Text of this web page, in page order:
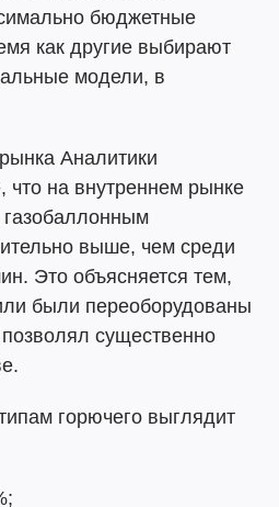
бюджетные
как другие выбирают
модели, в
Аналитики
на внутреннем рынке
выше, чем среди
Это объясняется тем,
были переоборудованы
существенно
горючего выглядит